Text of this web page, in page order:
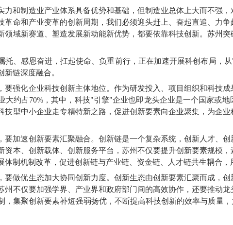
力和制造业产业体系具备优势和基础，但制造业总体上大而不强
革命和产业变革的创新周期，我们必须迎头赶上、奋起直追、力
领域新赛道、塑造发展新动能新优势，都要依靠科技创新。苏州
托、感恩奋进，扛起使命、负重前行，正在加速开展科创布局，
链深度融合。
要强化企业科技创新主体地位。作为研发投入、项目组织和科技
大约占70%，其中，科技"引擎"企业也即龙头企业是一个国家或
技型中小企业走专精特新之路，促进创新要素向企业聚集，为企
要加速创新要素汇聚融合。创新链是一个复杂系统，创新人才、
资本、创新载体、创新服务平台，苏州不仅要提升创新要素规模
制机制改革，促进创新链与产业链、资金链、人才链共生耦合，
要做优生态加大协同创新力度。创新生态由创新要素汇聚而成，
州不仅要加强学界、产业界和政府部门间的高效协作，还要推动
，集聚创新要素补短强弱扬优，不断提高科技创新的效率与质量